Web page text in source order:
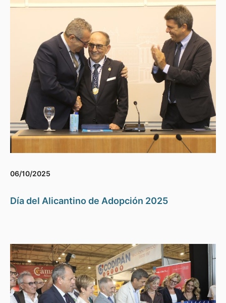
06/10/2025
Día del Alicantino de Adopción 2025